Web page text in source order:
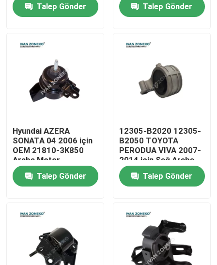
Ürün:% s
Videolar
VR Gösterisi
Fabrika turu
Kalite kontrol
vakalar
Talep Gönder
Talep Gönder
Hyundai AZERA
SONATA 04 2006 için
OEM 21810-3K850
Araba Motor
Montajları
Talep Gönder
12305-B2020 12305-
B2050 TOYOTA
PERODUA VIVA 2007-
2014 için Sağ Araba
Motor Montajları
Talep Gönder